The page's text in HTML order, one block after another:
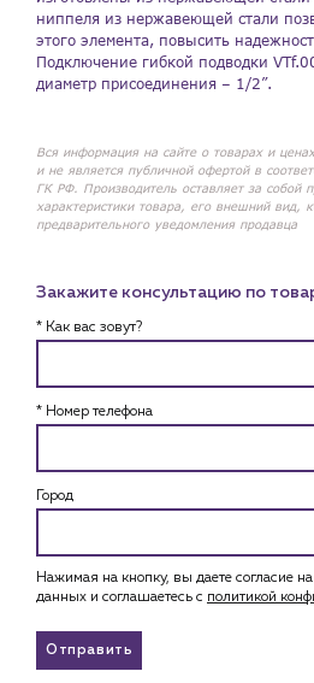
ниппеля из нержавеющей стали
этого элемента, повысить
Подключение гибкой подводки
диаметр присоединения – 1/2”.
Вся информация на сайте о товарах и
и не является публичной офертой в
ГК РФ. Производитель оставляет за собой
характеристики товара, его внешний вид,
предварительного уведомления продавца
Закажите консультацию по
* Как вас зовут?
* Номер телефона
Город
Нажимая на кнопку, вы даете согласие
данных и соглашаетесь c политикой
Отправить